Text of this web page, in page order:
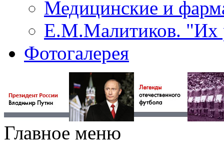
Медицинские и
Е.М.Малитиков. "Их
Фотогалерея
Главное меню